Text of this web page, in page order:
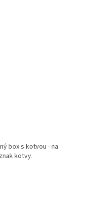
box s kotvou - na
kotvy.